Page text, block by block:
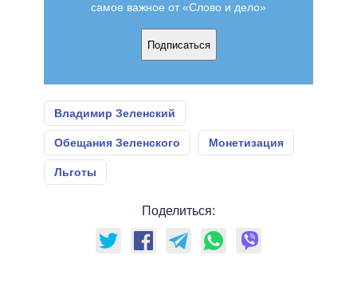
самое важное от «Слово и дело»
Подписаться
Владимир Зеленский
Обещания Зеленского Монетизация
Льготы
Поделиться: